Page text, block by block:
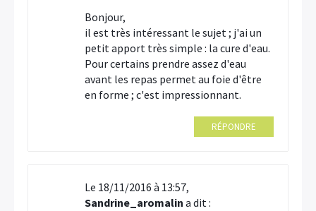
Bonjour,
il est très intéressant le sujet ; j'ai un
petit apport très simple : la cure d'eau.
Pour certains prendre assez d'eau
avant les repas permet au foie d'être
en forme ; c'est impressionnant.
RÉPONDRE
Le 18/11/2016 à 13:57,
Sandrine_aromalin a dit :